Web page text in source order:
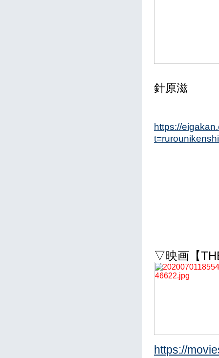
針原滋
https://
▽映画【
https://